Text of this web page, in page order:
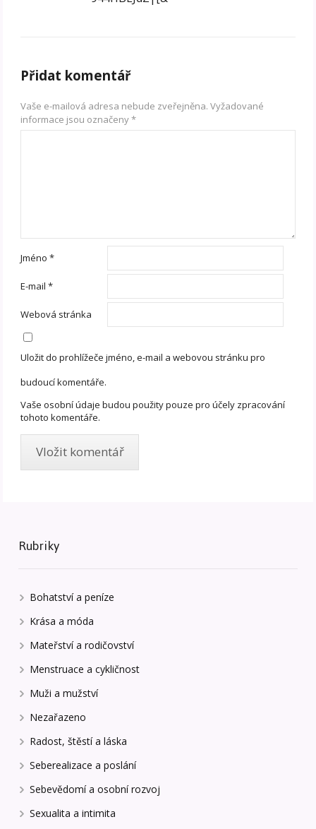
Přidat komentář
Vaše e-mailová adresa nebude zveřejněna. Vyžadované
informace jsou označeny*
Jméno*
E-mail*
Webová stránka
Uložit do prohlížeče jméno, e-mail a webovou stránku pro
budoucí komentáře.
Vaše osobní údaje budou použity pouze pro účely zpracování
tohoto komentáře.
Rubriky
Bohatství a peníze
Krása a móda
Mateřství a rodičovství
Menstruace a cykličnost
Muži a mužství
Nezařazeno
Radost, štěstí a láska
Seberealizace a poslání
Sebevědomí a osobní rozvoj
Sexualita a intimita